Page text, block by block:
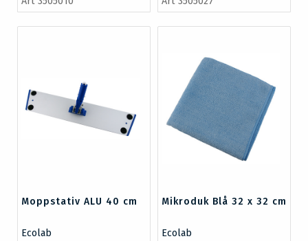
Moppstativ ALU 40 cm
Ecolab
Mikroduk Blå 32 x 32 cm
Ecolab